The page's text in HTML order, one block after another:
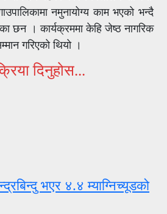
नमुनायोग्य काम भएको भन्दै
छन । कार्यक्रममा केहि जेष्ठ नागरिक
गरिएको थियो ।
दिनुहोस...
भएर ४.४ म्याग्निच्यूडको